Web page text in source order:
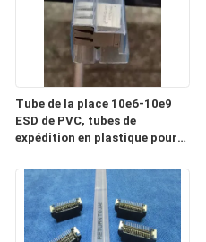
Tube de la place 10e6-10e9
ESD de PVC, tubes de
expédition en plastique pour